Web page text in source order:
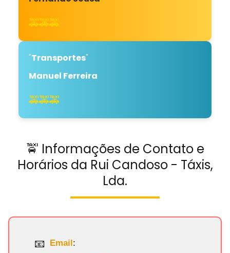
🚕🚕🚕
"Transportes"
Manuel Ferreira
🚕🚕🚕
🚖 Informações de Contato e
Horários da Rui Candoso - Táxis,
Lda.
Email: